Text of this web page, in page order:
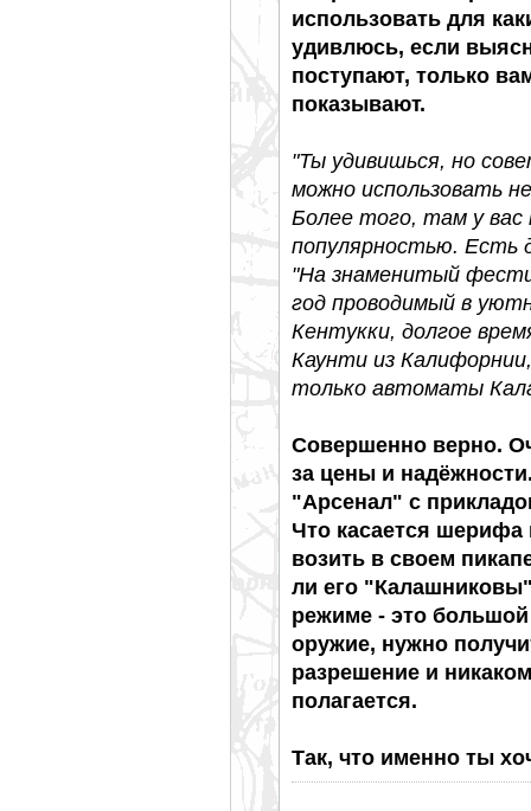
использовать для
удивлюсь, если
поступают, только
показывают.
"Ты удивишься, но
можно использовать
Более того, там у вас
популярностью. Есть
"На знаменитый
год проводимый в
Кентукки, долгое
Каунти из
только автоматы
Совершенно верно.
за цены и
"Арсенал" с
Что касается
возить в своем
ли его
режиме - это
оружие, нужно
разрешение и
полагается.
Так, что именно ты